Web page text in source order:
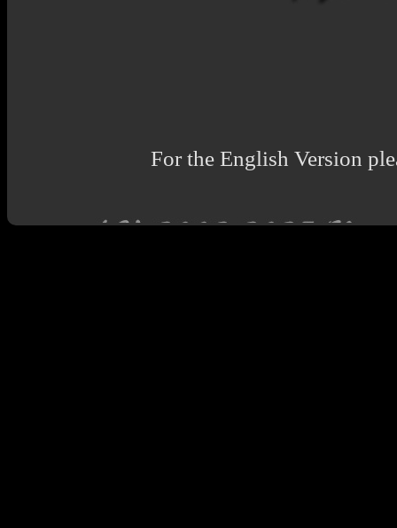
For the English Version